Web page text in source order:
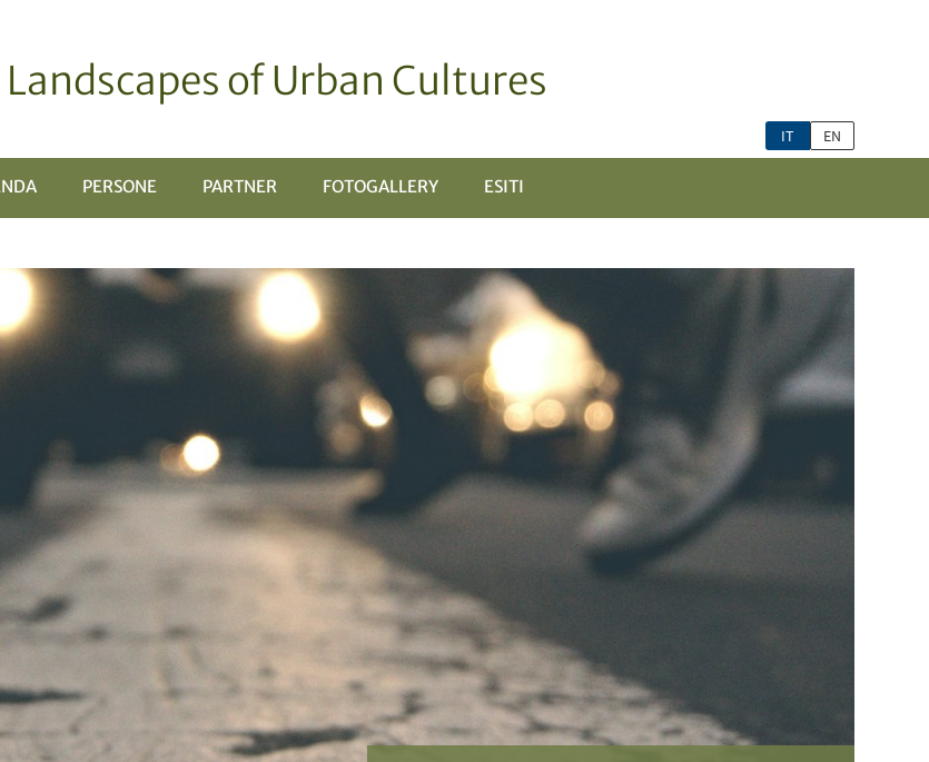
of Urban Cultures
IT EN
PERSONE PARTNER FOTOGALLERY ESITI